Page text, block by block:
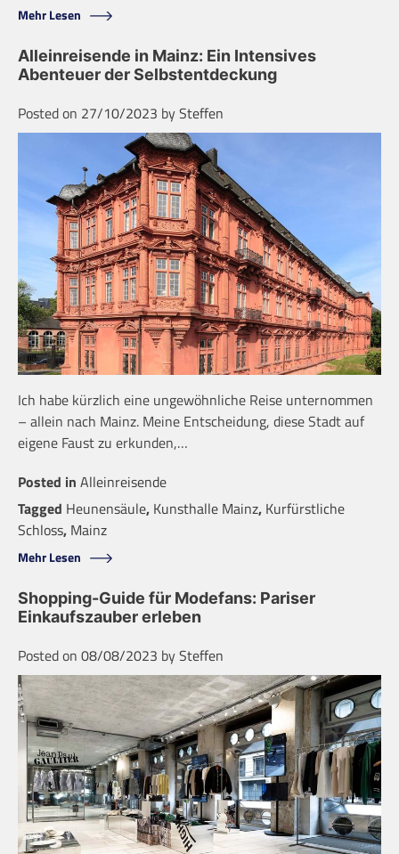
Mehr Lesen
Alleinreisende in Mainz: Ein Intensives
Abenteuer der Selbstentdeckung
Posted on 27/10/2023 bySteffen
Ich habe kürzlich eine ungewöhnliche Reise unternommen
– allein nach Mainz. Meine Entscheidung, diese Stadt auf
eigene Faust zu erkunden,…
Posted in Alleinreisende
Tagged Heunensäule, Kunsthalle Mainz, Kurfürstliche
Schloss, Mainz
Mehr Lesen
Shopping-Guide für Modefans: Pariser
Einkaufszauber erleben
Posted on 08/08/2023 bySteffen